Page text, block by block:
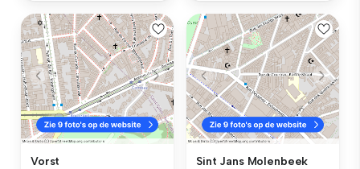
Vorst Sint Jans Molenbeek